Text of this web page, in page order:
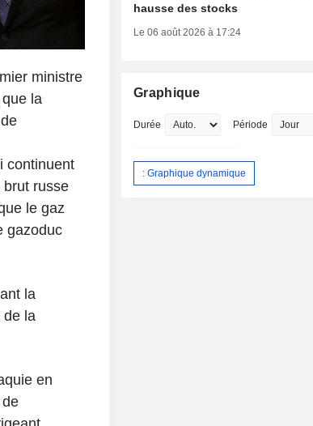
ministre
la
continuent
russe
le gaz
gazoduc
la
de la
en
hausse des stocks
Le 06 août 2026 à 17:24
Graphique
Durée Période
: Graphique dynamique